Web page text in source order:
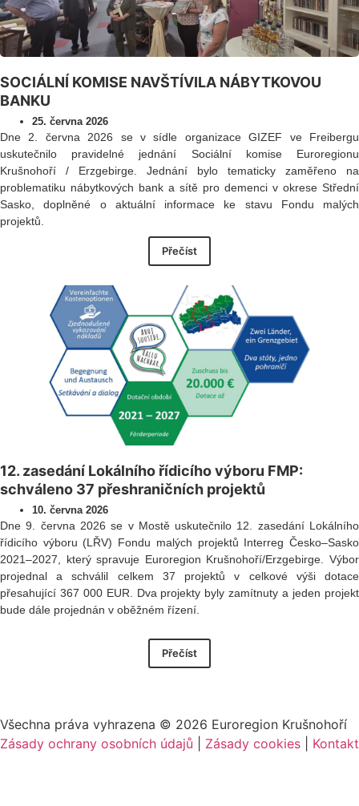
SOCIÁLNÍ KOMISE NAVŠTÍVILA NÁBYTKOVOU
BANKU
25. června 2026
Dne 2. června 2026 se v sídle organizace GIZEF ve Freibergu
uskutečnilo pravidelné jednání Sociální komise Euroregionu
Krušnohoří / Erzgebirge. Jednání bylo tematicky zaměřeno na
problematiku nábytkových bank a sítě pro demenci v okrese Střední
Sasko, doplněné o aktuální informace ke stavu Fondu malých
projektů.
Přečíst
12. zasedání Lokálního řídicího výboru FMP:
schváleno 37 přeshraničních projektů
10. června 2026
Dne 9. června 2026 se v Mostě uskutečnilo 12. zasedání Lokálního
řídicího výboru (LŘV) Fondu malých projektů Interreg Česko–Sasko
2021–2027, který spravuje Euroregion Krušnohoří/Erzgebirge. Výbor
projednal a schválil celkem 37 projektů v celkové výši dotace
přesahující 367 000 EUR. Dva projekty byly zamítnuty a jeden projekt
bude dále projednán v oběžném řízení.
Přečíst
Všechna práva vyhrazena © 2026 Euroregion Krušnohoří
Zásady ochrany osobních údajů
Zásady cookies​ Kontakt​